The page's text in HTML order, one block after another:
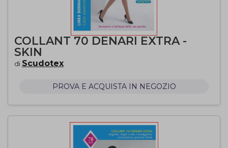
COLLANT 70 DENARI EXTRA -
SKIN
di Scudotex
PROVA E ACQUISTA IN NEGOZIO